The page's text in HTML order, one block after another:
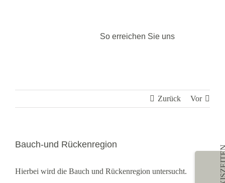
So erreichen Sie uns
Zurück Vor
Bauch-und Rückenregion
Hierbei wird die Bauch und Rückenregion untersucht.